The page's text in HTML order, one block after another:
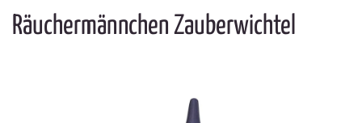
Räuchermännchen Zauberwichtel